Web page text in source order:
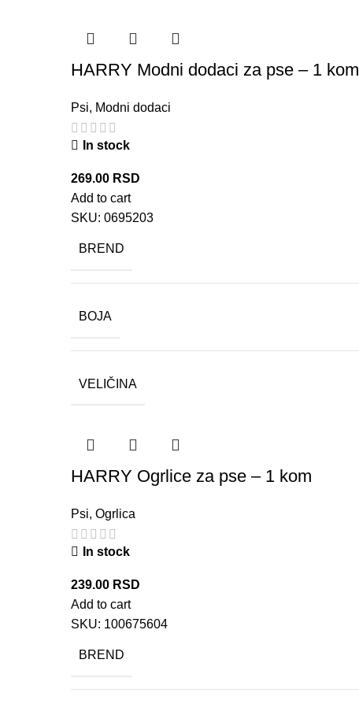
HARRY Modni dodaci za pse – 1 kom
Psi, Modni dodaci
In stock
269.00 RSD
Add to cart
SKU: 0695203
BREND
BOJA
VELIČINA
HARRY Ogrlice za pse – 1 kom
Psi, Ogrlica
In stock
239.00 RSD
Add to cart
SKU: 100675604
BREND